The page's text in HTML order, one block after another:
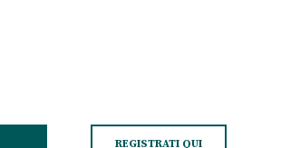
REGISTRATI QUI